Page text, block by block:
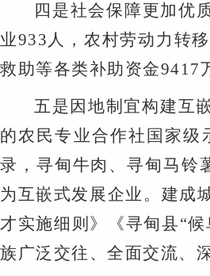
四是社会保障更加优质
业933人，农村劳动力转
救助等各类补助资金9417
五是因地制宜构建互
的农民专业合作社国家
录，寻甸牛肉、寻甸马铃
为互嵌式发展企业 。 建成
才实施细则》《寻甸县“
族广泛交往、全面交流、